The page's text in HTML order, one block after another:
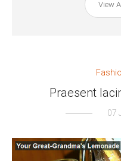
View
Praesent
07